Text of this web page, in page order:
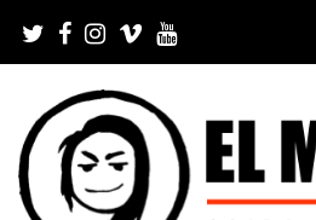
content